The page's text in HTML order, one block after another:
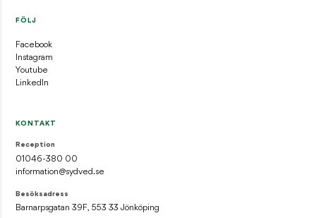
FÖLJ
Facebook
Instagram
Youtube
LinkedIn
KONTAKT
Reception
01046-380 00
information@sydved.se
Besöksadress
Barnarpsgatan 39F, 553 33 Jönköping